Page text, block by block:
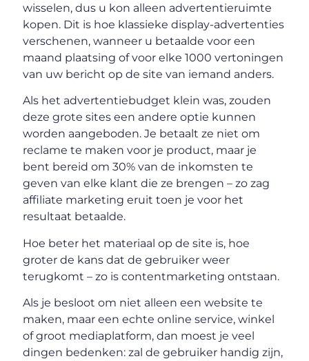
wisselen, dus u kon alleen advertentieruimte
kopen. Dit is hoe klassieke display-advertenties
verschenen, wanneer u betaalde voor een
maand plaatsing of voor elke 1000 vertoningen
van uw bericht op de site van iemand anders.
Als het advertentiebudget klein was, zouden
deze grote sites een andere optie kunnen
worden aangeboden. Je betaalt ze niet om
reclame te maken voor je product, maar je
bent bereid om 30% van de inkomsten te
geven van elke klant die ze brengen – zo zag
affiliate marketing eruit toen je voor het
resultaat betaalde.
Hoe beter het materiaal op de site is, hoe
groter de kans dat de gebruiker weer
terugkomt – zo is contentmarketing ontstaan.
Als je besloot om niet alleen een website te
maken, maar een echte online service, winkel
of groot mediaplatform, dan moest je veel
dingen bedenken: zal de gebruiker handig zijn,